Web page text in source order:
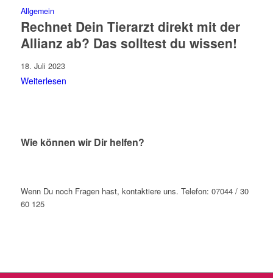
Allgemein
Rechnet Dein Tierarzt direkt mit der
Allianz ab? Das solltest du wissen!
18. Juli 2023
Weiterlesen
Wie können wir Dir helfen?
Wenn Du noch Fragen hast, kontaktiere uns. Telefon: 07044 / 30
60 125